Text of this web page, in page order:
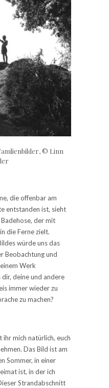
© Linn
die offenbar am
entstanden ist, sieht
der mit
die Ferne zielt.
würde uns das
Beobachtung und
Werk
deine und andere
immer wieder zu
zu machen?
mich natürlich, euch
Das Bild ist am
Sommer, in einer
ist, in der ich
Strandabschnitt